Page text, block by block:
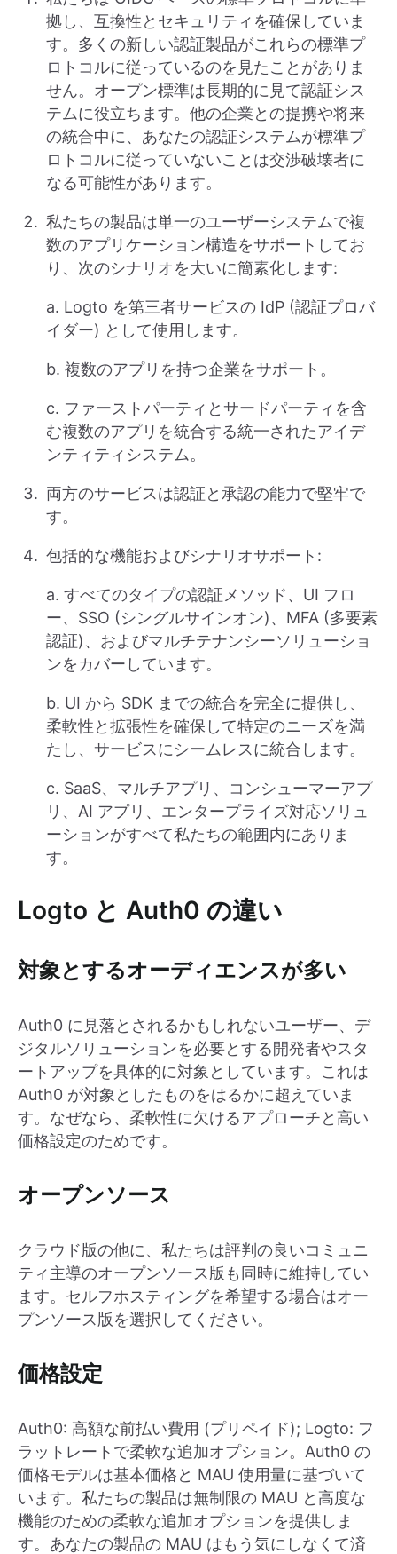
拠し、互換性とセキュリティを確保していま
す。多くの新しい認証製品がこれらの標準プ
ロトコルに従っているのを見たことがありま
せん。オープン標準は長期的に見て認証シス
テムに役立ちます。他の企業との提携や将来
の統合中に、あなたの認証システムが標準プ
ロトコルに従っていないことは交渉破壊者に
なる可能性があります。
私たちの製品は単一のユーザーシステムで複
数のアプリケーション構造をサポートしてお
り、次のシナリオを大いに簡素化します:
a. Logto を第三者サービスの IdP (認証プロバ
イダー) として使用します。
b. 複数のアプリを持つ企業をサポート。
c. ファーストパーティとサードパーティを含
む複数のアプリを統合する統一されたアイデ
ンティティシステム。
両方のサービスは認証と承認の能力で堅牢で
す。
包括的な機能およびシナリオサポート:
a. すべてのタイプの認証メソッド、UI フロ
ー、SSO (シングルサインオン)、MFA (多要素
認証)、およびマルチテナンシーソリューショ
ンをカバーしています。
b. UI から SDK までの統合を完全に提供し、
柔軟性と拡張性を確保して特定のニーズを満
たし、サービスにシームレスに統合します。
c. SaaS、マルチアプリ、コンシューマーアプ
リ、AI アプリ、エンタープライズ対応ソリュ
ーションがすべて私たちの範囲内にありま
す。
Logto と Auth0 の違い
対象とするオーディエンスが多い
Auth0 に見落とされるかもしれないユーザー、デ
ジタルソリューションを必要とする開発者やスタ
ートアップを具体的に対象としています。これは
Auth0 が対象としたものをはるかに超えていま
す。なぜなら、柔軟性に欠けるアプローチと高い
価格設定のためです。
オープンソース
クラウド版の他に、私たちは評判の良いコミュニ
ティ主導のオープンソース版も同時に維持してい
ます。セルフホスティングを希望する場合はオー
プンソース版を選択してください。
価格設定
Auth0: 高額な前払い費用 (プリペイド); Logto: フ
ラットレートで柔軟な追加オプション。Auth0 の
価格モデルは基本価格と MAU 使用量に基づいて
います。私たちの製品は無制限の MAU と高度な
機能のための柔軟な追加オプションを提供しま
す。あなたの製品の MAU はもう気にしなくて済